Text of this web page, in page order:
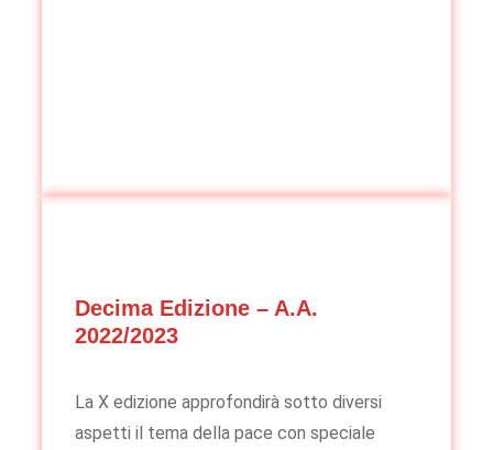
Decima Edizione – A.A.
2022/2023
La X edizione approfondirà sotto diversi
aspetti il tema della pace con speciale